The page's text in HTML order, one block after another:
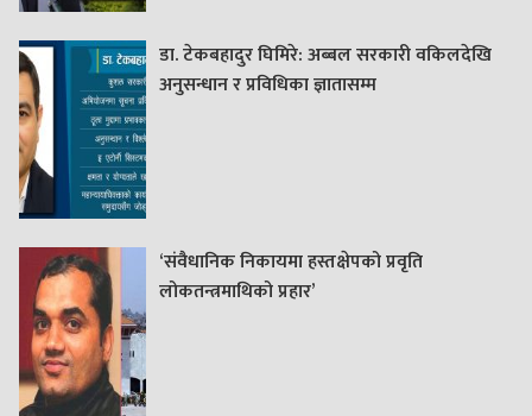
डा. टेकबहादुर घिमिरे: अब्बल सरकारी वकिलदेखि
अनुसन्धान र प्रविधिका ज्ञातासम्म
‘संवैधानिक निकायमा हस्तक्षेपको प्रवृति
लोकतन्त्रमाथिको प्रहार’